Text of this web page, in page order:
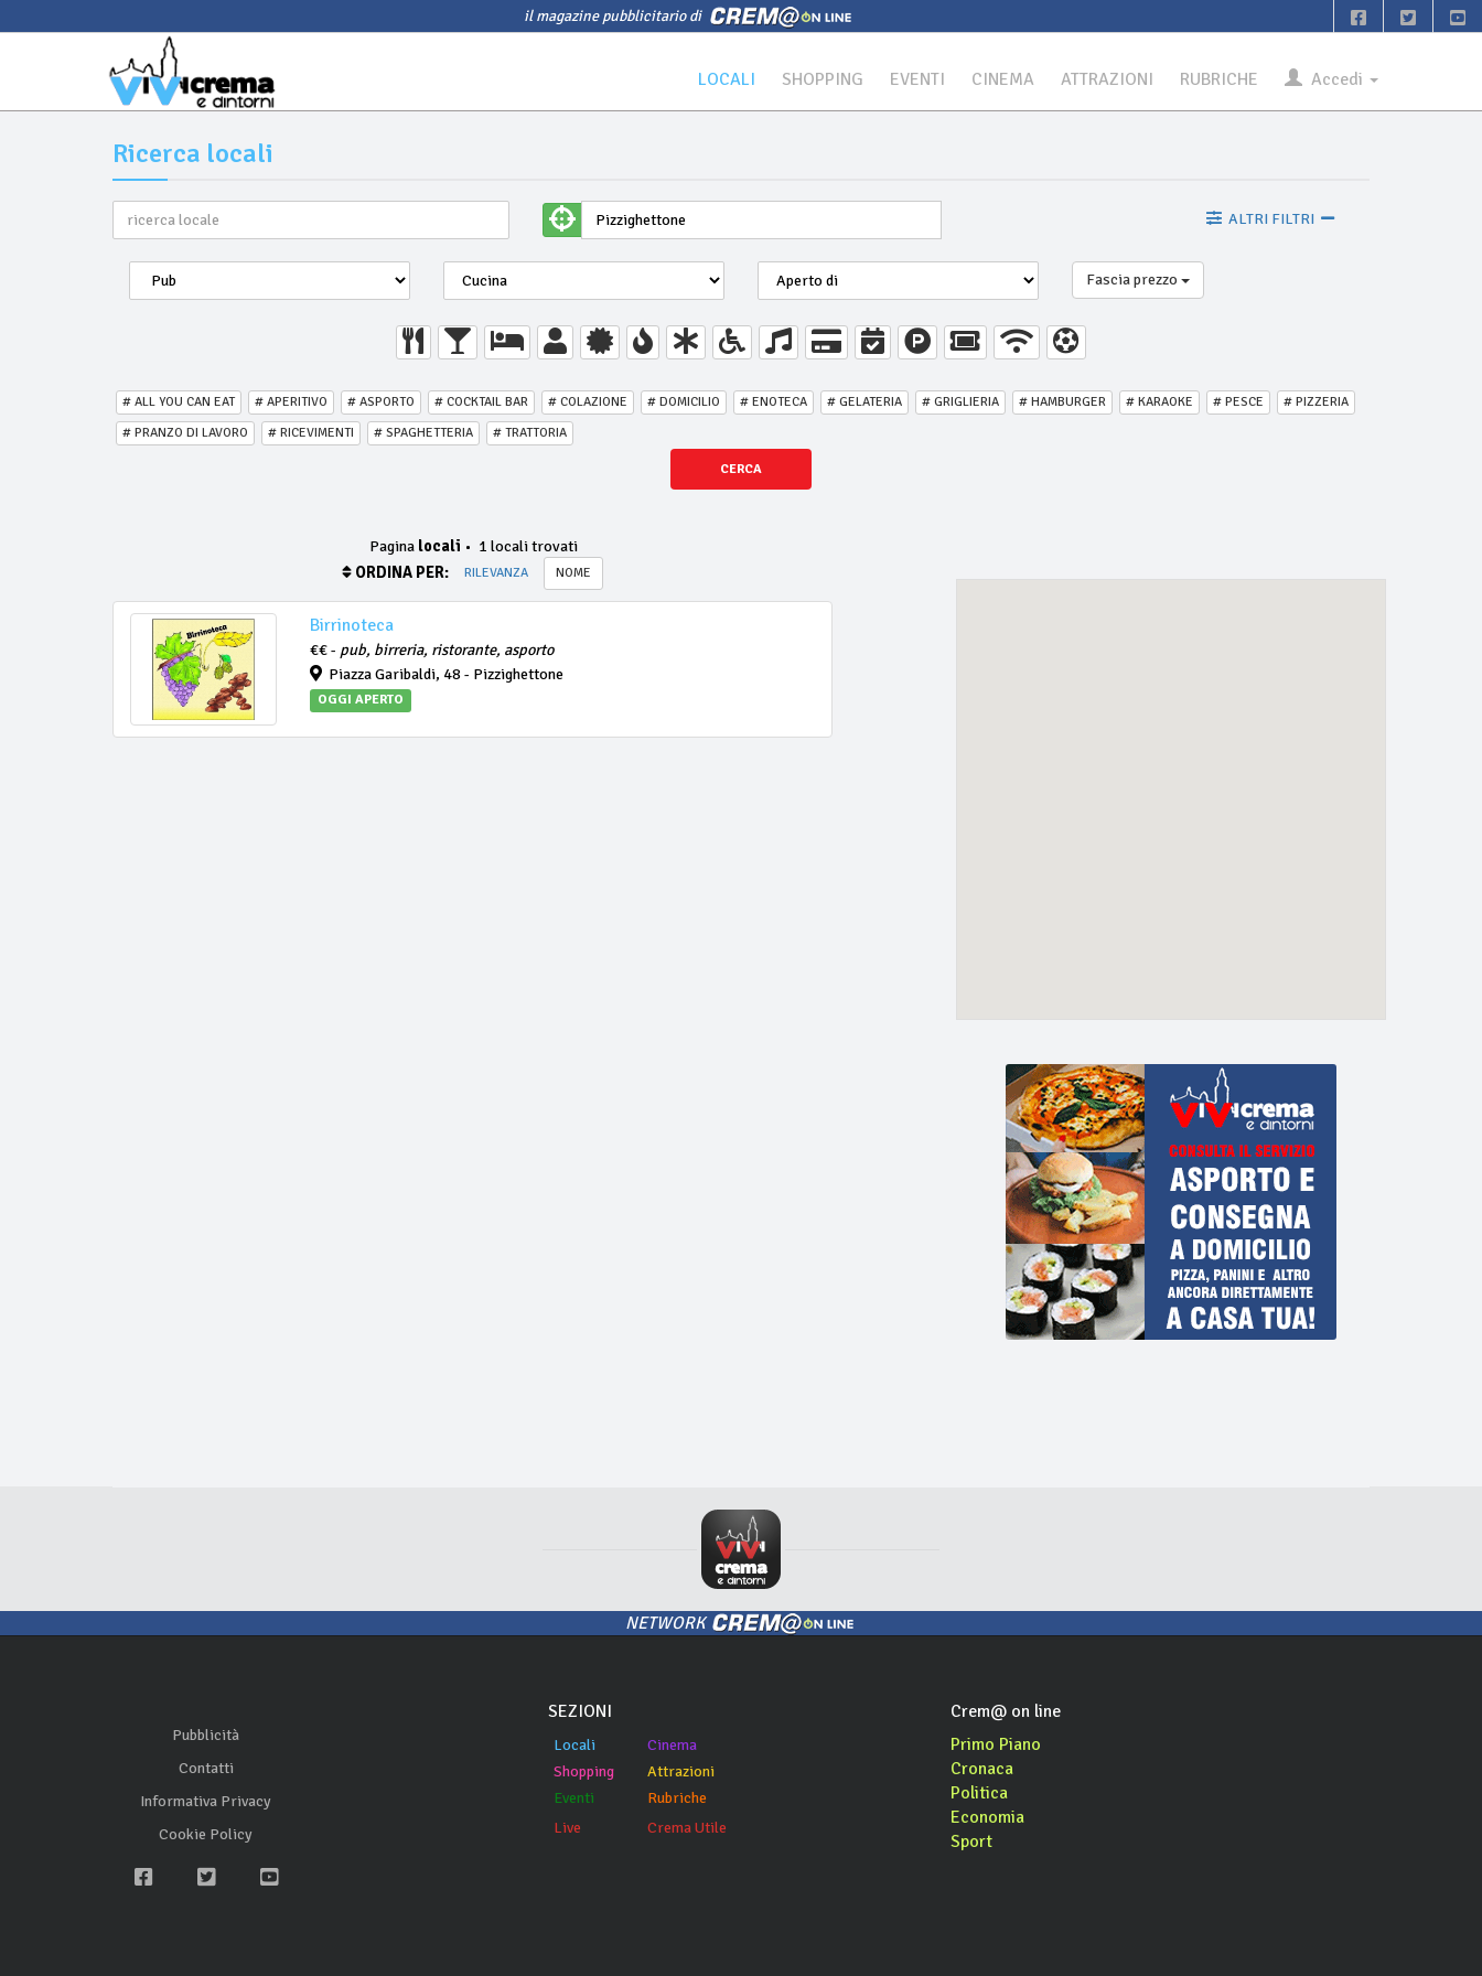
il magazine pubblicitario di
LOCALI SHOPPING EVENTI CINEMA ATTRAZIONI RUBRICHE Accedi
Ricerca locali
ALTRI FILTRI
Fascia prezzo
# ALL YOU CAN EAT # APERITIVO # ASPORTO # COCKTAIL BAR # COLAZIONE # DOMICILIO # ENOTECA # GELATERIA # GRIGLIERIA # HAMBURGER # KARAOKE # PESCE
# PIZZERIA
# PRANZO DI LAVORO
# RICEVIMENTI # SPAGHETTERIA # TRATTORIA
CERCA
Pagina locali • 1 locali trovati
ORDINA PER:
RILEVANZA NOME
Birrinoteca
€€ - pub, birreria, ristorante, asporto
Piazza Garibaldi, 48 - Pizzighettone
OGGI APERTO
NETWORK
Pubblicità
Contatti
Informativa Privacy
Cookie Policy
SEZIONI
Locali
Shopping
Eventi
Live
Cinema
Attrazioni
Rubriche
Crema Utile
Crem@ on line
Primo Piano
Cronaca
Politica
Economia
Sport